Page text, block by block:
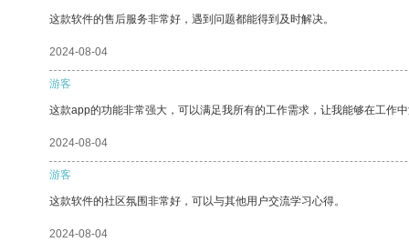
这款软件的售后服务非常好，遇到问题都能得到及时解决。
2024-08-04
游客
这款app的功能非常强大，可以满足我所有的工作需求，让我能够在工作中
2024-08-04
游客
这款软件的社区氛围非常好，可以与其他用户交流学习心得。
2024-08-04